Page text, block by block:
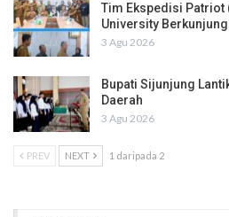
Tim Ekspedisi Patriot
University
3 Agu 2026
Bupati Sijunjung
Daerah
3 Agu 2026
PREV NEXT 1 daripada 2